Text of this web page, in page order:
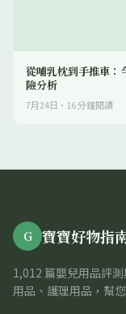
從哺乳枕到手推車
險分析
7月24日 · 16分鐘閱讀
G 寶寶好物指
1,012 篇嬰兒用品評
用品、護理用品，幫